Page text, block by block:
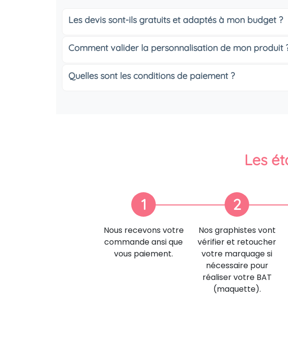
Les devis sont-ils gratuits et adaptés à mon budget ?
Comment valider la personnalisation de mon produit
Quelles sont les conditions de paiement ?
Les
1
Nous recevons votre
commande ansi que
vous paiement.
2
Nos graphistes vont
vérifier et retoucher
votre marquage si
nécessaire pour
réaliser votre BAT
(maquette).